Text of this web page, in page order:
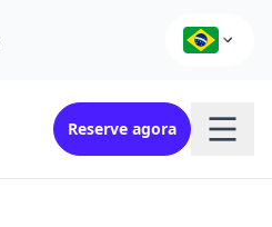
Reserve agora